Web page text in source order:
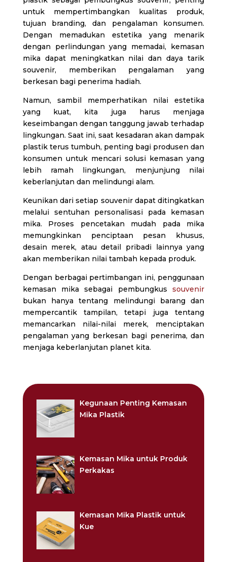
untuk mempertimbangkan kualitas produk,
tujuan branding, dan pengalaman konsumen.
Dengan memadukan estetika yang menarik
dengan perlindungan yang memadai, kemasan
mika dapat meningkatkan nilai dan daya tarik
souvenir, memberikan pengalaman yang
berkesan bagi penerima hadiah.
Namun, sambil memperhatikan nilai estetika
yang kuat, kita juga harus menjaga
keseimbangan dengan tanggung jawab terhadap
lingkungan. Saat ini, saat kesadaran akan dampak
plastik terus tumbuh, penting bagi produsen dan
konsumen untuk mencari solusi kemasan yang
lebih ramah lingkungan, menjunjung nilai
keberlanjutan dan melindungi alam.
Keunikan dari setiap souvenir dapat ditingkatkan
melalui sentuhan personalisasi pada kemasan
mika. Proses pencetakan mudah pada mika
memungkinkan penciptaan pesan khusus,
desain merek, atau detail pribadi lainnya yang
akan memberikan nilai tambah kepada produk.
Dengan berbagai pertimbangan ini, penggunaan
kemasan mika sebagai pembungkussouvenir
bukan hanya tentang melindungi barang dan
mempercantik tampilan, tetapi juga tentang
memancarkan nilai-nilai merek, menciptakan
pengalaman yang berkesan bagi penerima, dan
menjaga keberlanjutan planet kita.
Kegunaan Penting Kemasan
Mika Plastik
Kemasan Mika untuk Produk
Perkakas
Kemasan Mika Plastik untuk
Kue